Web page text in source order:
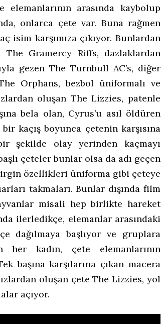
arasında kaybolup
onlarca çete var. Buna rağmen
isim karşımıza çıkıyor. Bunlardan
Gramercy Riffs, dazlaklardan
gezen The Turnbull AC’s, diğer
Orphans, bezbol üniformalı ve
oluşan The Lizzies, patenle
bela olan, Cyrus’u asıl öldüren
kaçış boyunca çetenin karşısına
şekilde olay yerinden kaçmayı
çeteler bunlar olsa da adı geçen
özellikleri üniforma gibi çeteye
takmaları. Bunlar dışında film
misali hep birlikte hareket
ilerledikçe, elemanlar arasındaki
dağılmaya başlıyor ve gruplara
her kadın, çete elemanlarının
başına karşılarına çıkan macera
oluşan çete The Lizzies, yol
açıyor.